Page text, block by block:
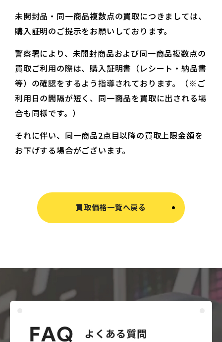
未開封品・同一商品複数点の買取につきましては、
購入証明のご提示をお願いしております。
警察署により、未開封商品および同一商品複数点の
買取ご利用の際は、購入証明書（レシート・納品書
等）の確認をするよう指導されております。（※ご
利用日の間隔が短く、同一商品を買取に出される場
合も同様です。）
それに伴い、同一商品2点目以降の買取上限金額を
お下げする場合がございます。
買取価格一覧へ戻る